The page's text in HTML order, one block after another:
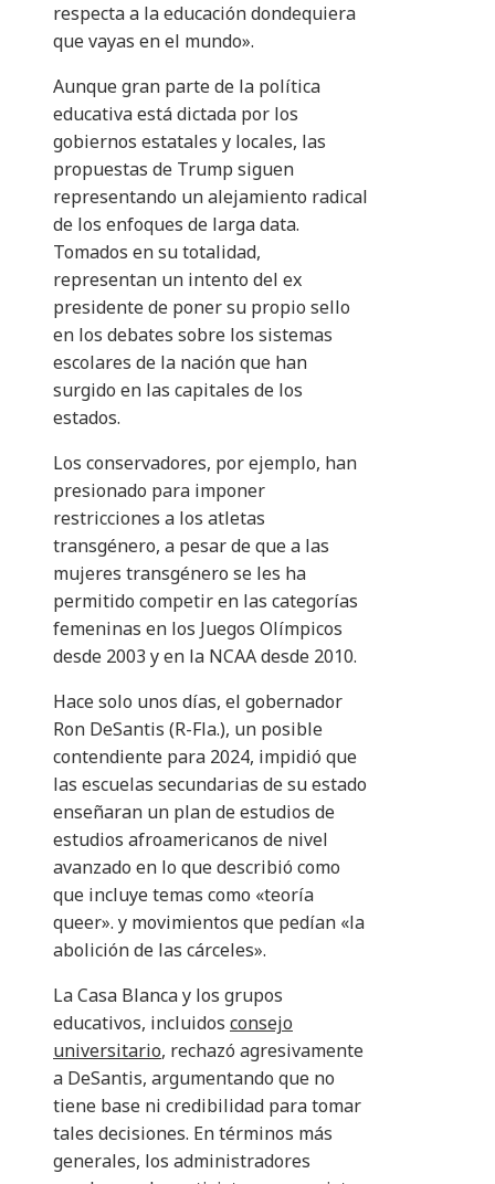
respecta a la educación dondequiera
que vayas en el mundo».
Aunque gran parte de la política
educativa está dictada por los
gobiernos estatales y locales, las
propuestas de Trump siguen
representando un alejamiento radical
de los enfoques de larga data.
Tomados en su totalidad,
representan un intento del ex
presidente de poner su propio sello
en los debates sobre los sistemas
escolares de la nación que han
surgido en las capitales de los
estados.
Los conservadores, por ejemplo, han
presionado para imponer
restricciones a los atletas
transgénero, a pesar de que a las
mujeres transgénero se les ha
permitido competir en las categorías
femeninas en los Juegos Olímpicos
desde 2003 y en la NCAA desde 2010.
Hace solo unos días, el gobernador
Ron DeSantis (R-Fla.), un posible
contendiente para 2024, impidió que
las escuelas secundarias de su estado
enseñaran un plan de estudios de
estudios afroamericanos de nivel
avanzado en lo que describió como
que incluye temas como «teoría
queer». y movimientos que pedían «la
abolición de las cárceles».
La Casa Blanca y los grupos
educativos, incluidos consejo
universitario, rechazó agresivamente
a DeSantis, argumentando que no
tiene base ni credibilidad para tomar
tales decisiones. En términos más
generales, los administradores